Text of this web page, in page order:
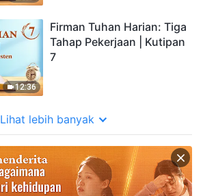
12:36
Firman Tuhan Harian: Tiga
Tahap Pekerjaan | Kutipan
7
Lihat lebih banyak